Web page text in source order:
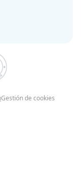
Gestión de cookies